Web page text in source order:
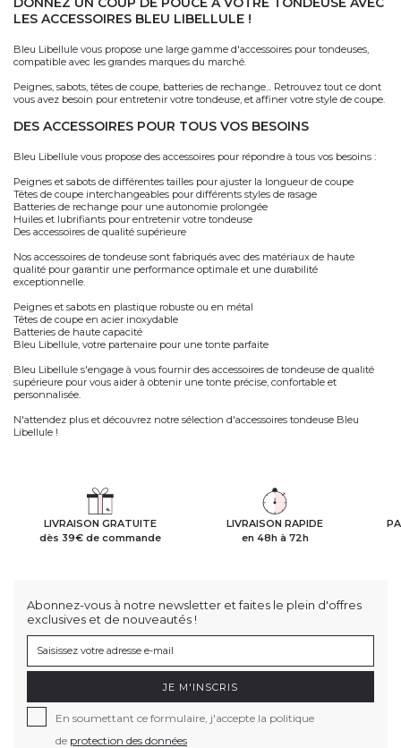
LES ACCESSOIRES BLEU LIBELLULE !
Bleu Libellule vous propose une large gamme d'accessoires pour tondeuses,
compatible avec les grandes marques du marché.
Peignes, sabots, têtes de coupe, batteries de rechange... Retrouvez tout ce dont
vous avez besoin pour entretenir votre tondeuse, et affiner votre style de coupe.
DES ACCESSOIRES POUR TOUS VOS BESOINS
Bleu Libellule vous propose des accessoires pour répondre à tous vos besoins :
Peignes et sabots de différentes tailles pour ajuster la longueur de coupe
Têtes de coupe interchangeables pour différents styles de rasage
Batteries de rechange pour une autonomie prolongée
Huiles et lubrifiants pour entretenir votre tondeuse
Des accessoires de qualité supérieure
Nos accessoires de tondeuse sont fabriqués avec des matériaux de haute
qualité pour garantir une performance optimale et une durabilité
exceptionnelle.
Peignes et sabots en plastique robuste ou en métal
Têtes de coupe en acier inoxydable
Batteries de haute capacité
Bleu Libellule, votre partenaire pour une tonte parfaite
Bleu Libellule s'engage à vous fournir des accessoires de tondeuse de qualité
supérieure pour vous aider à obtenir une tonte précise, confortable et
personnalisée.
N'attendez plus et découvrez notre sélection d'accessoires tondeuse Bleu
Libellule !
LIVRAISON GRATUITE
dès 39€ de commande
LIVRAISON RAPIDE
en 48h à 72h
Abonnez-vous à notre newsletter et faites le plein d'offres
exclusives et de nouveautés !
JE M'INSCRIS
En soumettant ce formulaire, j'accepte la politique
de protection des données